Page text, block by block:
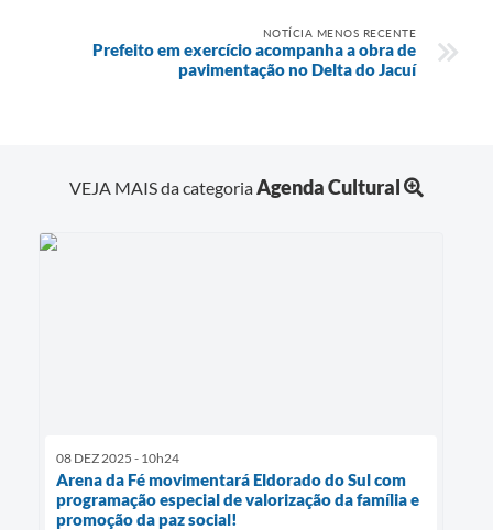
NOTÍCIA MENOS RECENTE
Prefeito em exercício acompanha a obra de
pavimentação no Delta do Jacuí
VEJA MAIS da categoriaAgenda Cultural
08 DEZ 2025 - 10h24
Arena da Fé movimentará Eldorado do Sul com
programação especial de valorização da família e
promoção da paz social!